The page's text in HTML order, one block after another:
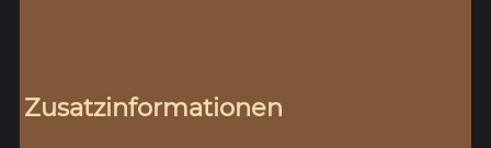
Zusatzinformationen